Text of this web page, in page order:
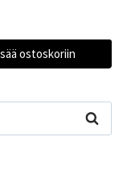
ostoskoriin
Haku